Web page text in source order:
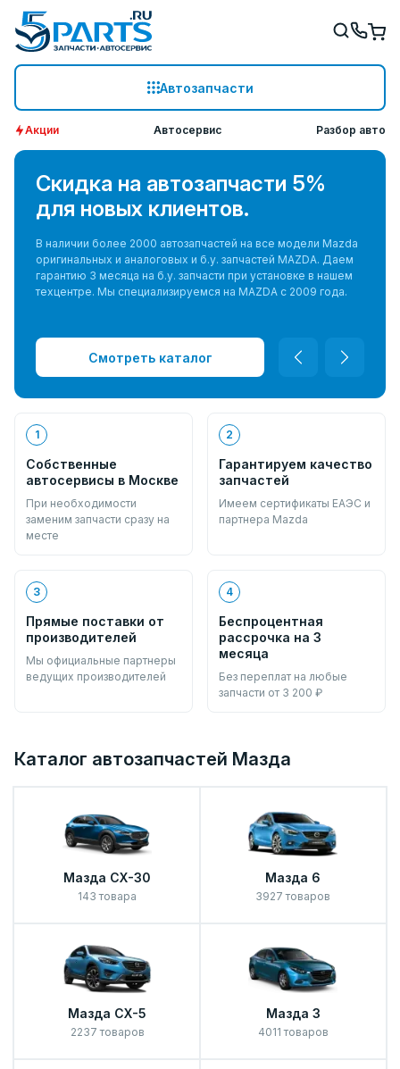
Автозапчасти
Акции Автосервис Разбор авто
Скидка на автозапчасти 5%
для новых клиентов.
В наличии более 2000 автозапчастей на все модели Mazda
оригинальных и аналоговых и б.у. запчастей MAZDA. Даем
гарантию 3 месяца на б.у. запчасти при установке в нашем
техцентре. Мы специализируемся на MAZDA с 2009 года.
Смотреть каталог
1
Собственные
автосервисы в Москве
При необходимости
заменим запчасти сразу на
месте
2
Гарантируем качество
запчастей
Имеем сертификаты ЕАЭС и
партнера Mazda
3
Прямые поставки от
производителей
Мы официальные партнеры
ведущих производителей
4
Беспроцентная
рассрочка на 3
месяца
Без переплат на любые
запчасти от 3 200 ₽
Каталог автозапчастей Мазда
Мазда СХ-30
143 товара
Мазда 6
3927 товаров
Мазда СХ-5
2237 товаров
Мазда 3
4011 товаров